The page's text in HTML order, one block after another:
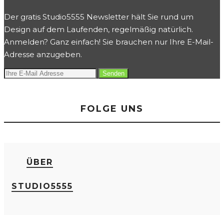
Der gratis Studio5555 Newsletter hält Sie rund um
Design auf dem Laufenden, regelmäßig natürlich.
Anmelden? Ganz einfach! Sie brauchen nur Ihre E-Mail-
Adresse anzugeben.
FOLGE UNS
ÜBER
STUDIO5555